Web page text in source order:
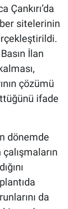
Çankırı’da
sitelerinin
İlan
çözümü
ifade
dönemde
da